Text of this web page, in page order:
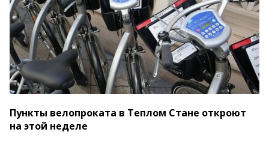
Пункты велопроката в Теплом Стане откроют
на этой неделе